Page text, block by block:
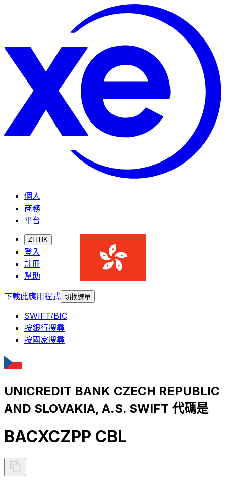
個人
商務
平台
ZH-HK
登入
註冊
幫助
下載此應用程式 切換選單
SWIFT/BIC
按銀行搜尋
按國家搜尋
UNICREDIT BANK CZECH REPUBLIC
AND SLOVAKIA, A.S. SWIFT 代碼是
BACXCZPP CBL